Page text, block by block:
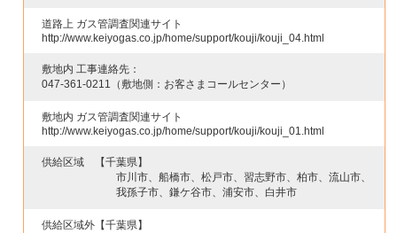
道路上 ガス管調査関連サイト
http://www.keiyogas.co.jp/home/support/kouji/kouji_04.html
敷地内 工事連絡先：
047-361-0211 （敷地側：お客さまコールセンター）
敷地内 ガス管調査関連サイト
http://www.keiyogas.co.jp/home/support/kouji/kouji_01.html
供給区域
【千葉県】
市川市、船橋市、松戸市、習志野市、柏市、流山市、
我孫子市、鎌ケ谷市、浦安市、白井市
供給区域外 【千葉県】